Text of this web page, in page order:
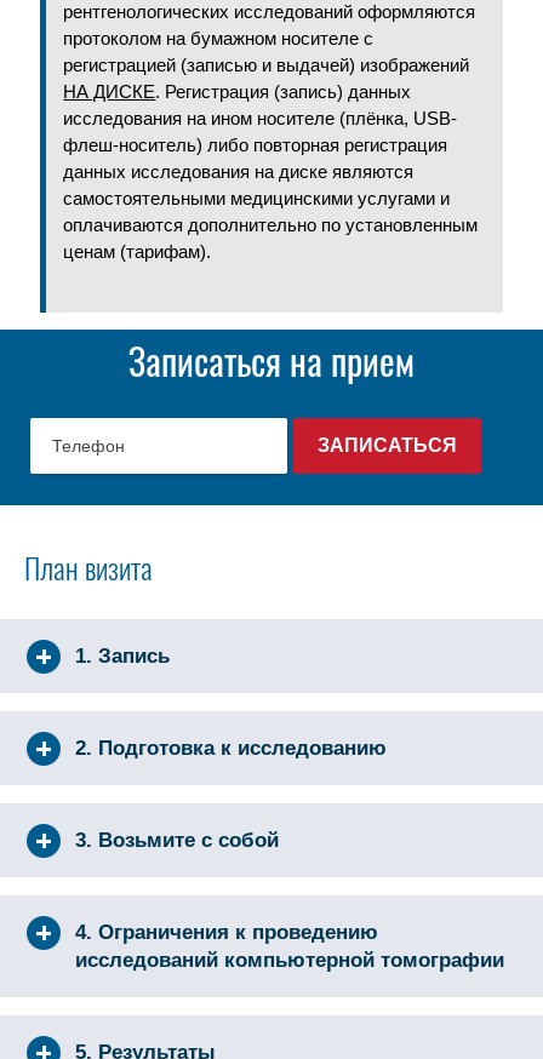
рентгенологических исследований оформляются
протоколом на бумажном носителе с
регистрацией (записью и выдачей) изображений
НА ДИСКЕ. Регистрация (запись) данных
исследования на ином носителе (плёнка, USB-
флеш-носитель) либо повторная регистрация
данных исследования на диске являются
самостоятельными медицинскими услугами и
оплачиваются дополнительно по установленным
ценам (тарифам).
Записаться на прием
План визита
1. Запись
2. Подготовка к исследованию
3. Возьмите с собой
4. Ограничения к проведению
исследований компьютерной томографии
5. Результаты